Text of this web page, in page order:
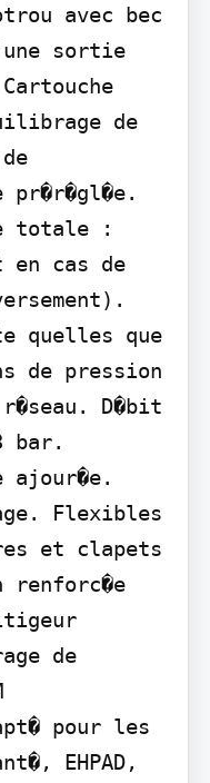
avec bec
sortie
de
pr�r�gl�e.
totale :
cas de
quelles que
de pression
D�bit
bar.
ajour�e.
Flexibles
et clapets
de
pour les
EHPAD,